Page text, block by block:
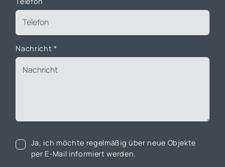
Nachricht *
Ja, ich möchte regelmäßig über neue Objekte
per E-Mail informiert werden.